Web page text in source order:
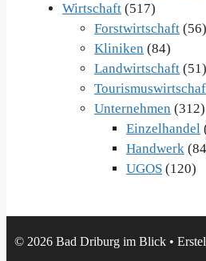
Wirtschaft (517)
Forstwirtschaft (56)
Kliniken (84)
Landwirtschaft (51)
Unternehmen (312)
Einzelhandel
Handwerk
UGOS (120)
© 2026 Bad Driburg im Blick •